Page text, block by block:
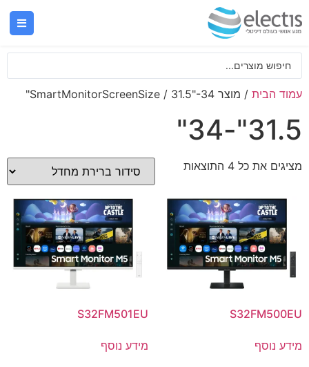
עמוד הבית / מוצר SmartMonitorScreenSize / 31.5"-34"
31.5"-34"
מציגים את כל ⁦4⁩ התוצאות
S32FM500EU
מידע נוסף
S32FM501EU
מידע נוסף